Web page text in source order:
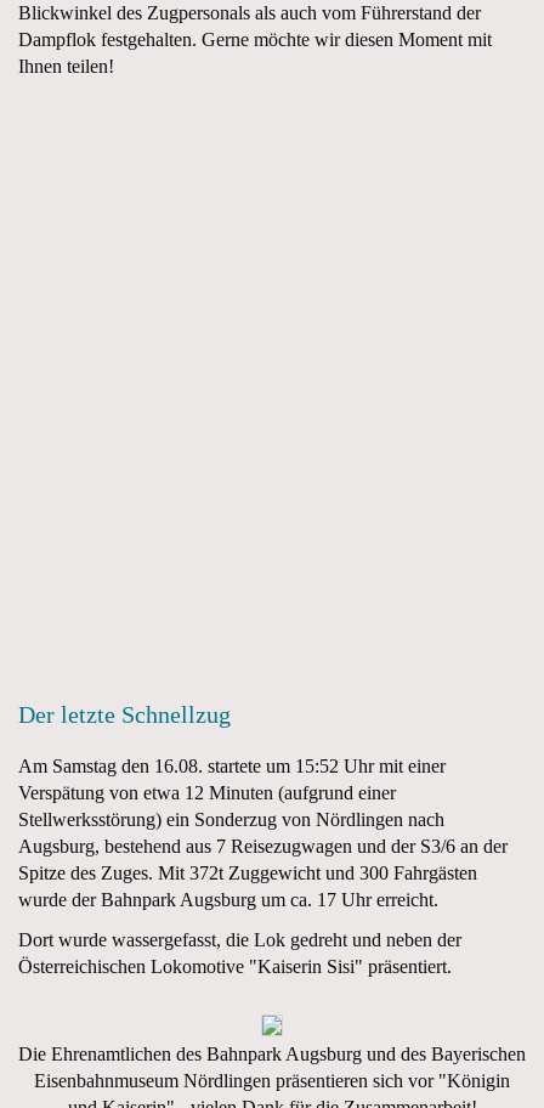
Blickwinkel des Zugpersonals als auch vom Führerstand der
Dampflok festgehalten. Gerne möchte wir diesen Moment mit
Ihnen teilen!
Der letzte Schnellzug
Am Samstag den 16.08. startete um 15:52 Uhr mit einer
Verspätung von etwa 12 Minuten (aufgrund einer
Stellwerksstörung) ein Sonderzug von Nördlingen nach
Augsburg, bestehend aus 7 Reisezugwagen und der S3/6 an der
Spitze des Zuges. Mit 372t Zuggewicht und 300 Fahrgästen
wurde der Bahnpark Augsburg um ca. 17 Uhr erreicht.
Dort wurde wassergefasst, die Lok gedreht und neben der
Österreichischen Lokomotive "Kaiserin Sisi" präsentiert.
Die Ehrenamtlichen des Bahnpark Augsburg und des Bayerischen
Eisenbahnmuseum Nördlingen präsentieren sich vor "Königin